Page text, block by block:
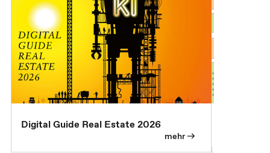
Digital Guide Real Estate 2026
mehr